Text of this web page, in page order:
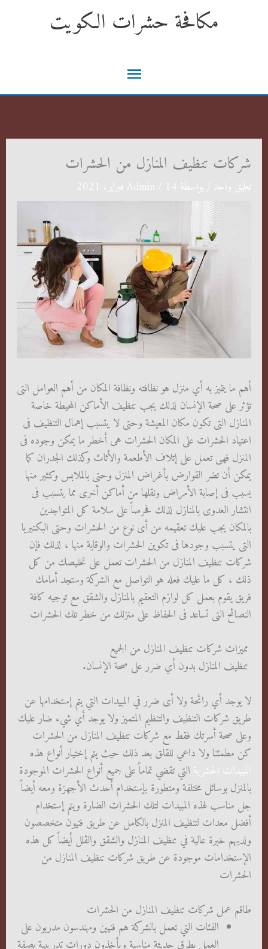
مكافحة حشرات الكويت
القائمة
الرئيسية
شركات تنظيف المنازل من الحشرات
تعليق واحد / بواسطة Admin 14 فبراير، 2021
أهم ما يتميز به أي منزل هو نظافته ونظافة المكان من أهم العوامل التى
تؤثر على صحة الإنسان لذلك يجب تنظيف الأماكن المحيطة خاصة
المنازل التى تكون مكان المعيشة وحتى لا يتسبب إهمال التنظيف فى
اعتياد الحشرات على المكان الحشرات هى أخطر ما يمكن وجوده فى
المنزل فهى تعمل على إتلاف الأطعمة والأثاث وكذلك الجدران كما
يمكن أن تضر القوارض بأغراض المنزل وحتى بالملابس وكثير منها
يسبب فى إصابة الأمراض ونقلها من أماكن أخرى مما يتسبب فى
انتشار العدوى بالمنازل لذلك فحرصاً على سلامة كل المتواجدين
بالمكان يجب عليك تعقيمه من أى نوع من الحشرات وحتى البكتيريا
التى يتسبب وجودها فى تكوين الحشرات والوقاية منها ، لذلك فإن
شركات تنظيف المنازل من الحشرات تعمل على تخليصك من كل
ذلك ، كل ما عليك فعله هو التواصل مع الشركة وستجد أمامك
فريق يقوم بعمل كل لوازم التعقيم بالمنازل والشقق مع توجيه كافة
النصائح التى تساعد فى الحفاظ على منزلك من خطر تلك الحشرات
مميزات شركات تنظيف المنازل من الجميع
تنظيف المنازل بدون أي ضرر على صحة الإنسان.
لا يوجد أي رائحة ولا أى ضرر في المبيدات التي يتم إستخدامها عن
طريق شركات التنظيف والتنظيم المتميز ولا يوجد أي شيء ضار عليك
وعلى صحة أسرتك فقط مع شركات تنظيف المنازل من الحشرات
كن مطمئنا ولا داعي للقلق بعد ذلك حيث يتم إختيار أنواع هذه
المبيدات الحشرية التي تقضي تماماً على جميع أنواع الحشرات الموجودة
بالمنزل بوسائل مختلفة ومتطورة بإستخدام أحدث الأجهزة ومعه أيضاً
جل مناسب لهذه المبيدات لتلك الحشرات الضارة ويتم إستخدام
أفضل معدات لتنظيف المنزل بالكامل عن طريق فنيون متخصصون
ولديهم خبرة عالية في تنظيف المنازل والشقق والڤلل أيضاً كل هذه
الإستخدامات موجودة عن طريق شركات تنظيف المنازل من
الحشرات
طاقم عمل شركات تنظيف المنازل من الحشرات
الفئات التي تعمل بالشركة هم فنيين ومهندسون مدربون على
العمل بطرق حديثة مناسبة ويأخذون دورات تدريبية بصفة